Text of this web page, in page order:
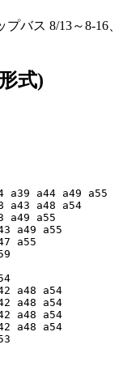
バス 8/13～8-16、
式)
a39 a44 a49 a55
a43 a48 a54
a49 a55
a49 a55
a55
a48 a54
a48 a54
a48 a54
a48 a54